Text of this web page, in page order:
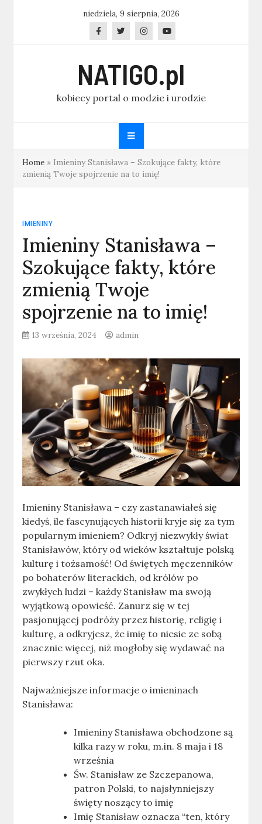
niedziela, 9 sierpnia, 2026
NATIGO.pl
kobiecy portal o modzie i urodzie
Home » Imieniny Stanisława – Szokujące fakty, które
zmienią Twoje spojrzenie na to imię!
IMIENINY
Imieniny Stanisława –
Szokujące fakty, które
zmienią Twoje
spojrzenie na to imię!
13 września, 2024 admin
Imieniny Stanisława – czy zastanawiałeś się
kiedyś, ile fascynujących historii kryje się za tym
popularnym imieniem? Odkryj niezwykły świat
Stanisławów, który od wieków kształtuje polską
kulturę i tożsamość! Od świętych męczenników
po bohaterów literackich, od królów po
zwykłych ludzi – każdy Stanisław ma swoją
wyjątkową opowieść. Zanurz się w tej
pasjonującej podróży przez historię, religię i
kulturę, a odkryjesz, że imię to niesie ze sobą
znacznie więcej, niż mogłoby się wydawać na
pierwszy rzut oka.
Najważniejsze informacje o imieninach
Stanisława:
Imieniny Stanisława obchodzone są
kilka razy w roku, m.in. 8 maja i 18
września
Św. Stanisław ze Szczepanowa,
patron Polski, to najsłynniejszy
święty noszący to imię
Imię Stanisław oznacza “ten, który